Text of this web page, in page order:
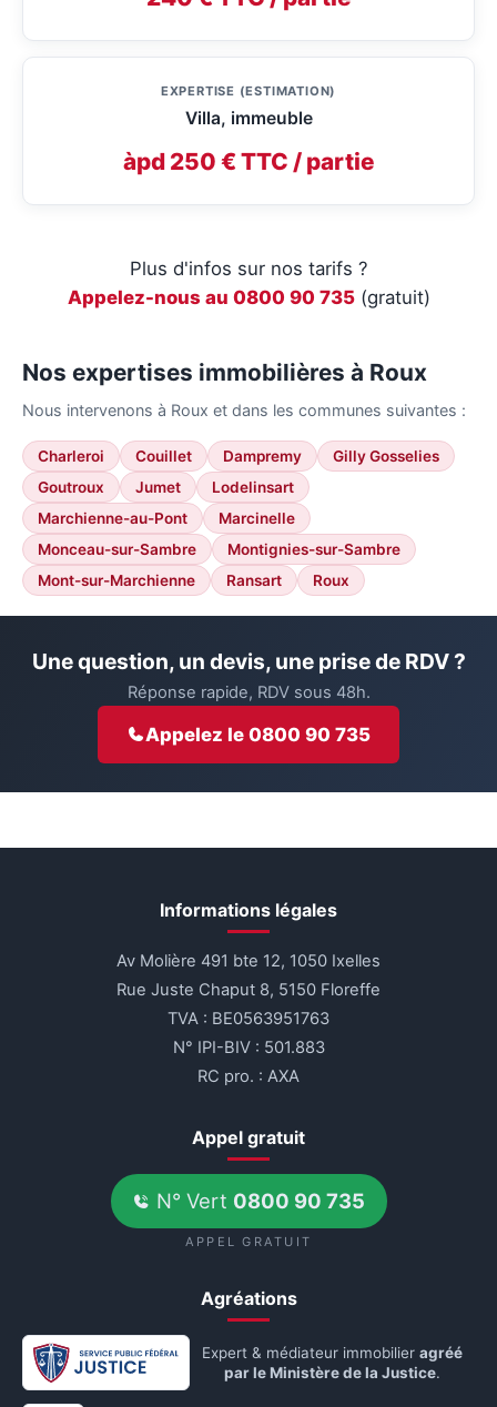
EXPERTISE (ESTIMATION)
Villa, immeuble
àpd 250 € TTC / partie
Plus d'infos sur nos tarifs ?
Appelez-nous au 0800 90 735(gratuit)
Nos expertises immobilières à Roux
Nous intervenons à Roux et dans les communes suivantes :
Charleroi Couillet Dampremy
Gilly Gosselies
Goutroux
Jumet
Lodelinsart
Marchienne-au-Pont
Marcinelle
Monceau-sur-Sambre
Montignies-sur-Sambre
Mont-sur-Marchienne
Ransart Roux
Une question, un devis, une prise de RDV ?
Réponse rapide, RDV sous 48h.
Appelez le 0800 90 735
Informations légales
Av Molière 491 bte 12, 1050 Ixelles
Rue Juste Chaput 8, 5150 Floreffe
TVA : BE0563951763
N° IPI-BIV : 501.883
RC pro. : AXA
Appel gratuit
N° Vert 0800 90 735
APPEL GRATUIT
Agréations
Expert & médiateur immobilieragréé
par le Ministère de la Justice.